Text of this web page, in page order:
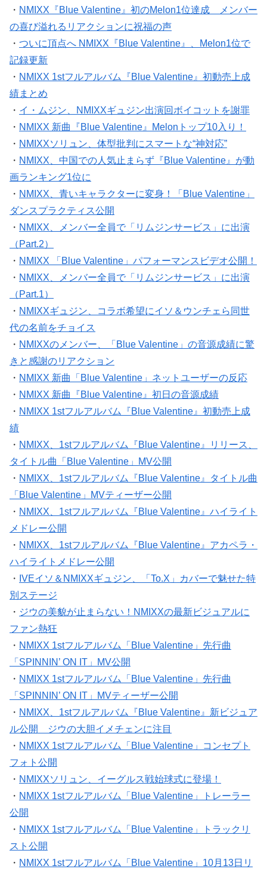
・ NMIXX『Blue Valentine』初のMelon1位達成 メンバー
の喜び溢れるリアクションに祝福の声
・ ついに頂点へ NMIXX『Blue Valentine』、Melon1位で
記録更新
・ NMIXX 1stフルアルバム『Blue Valentine』初動売上成
績まとめ
・ イ・ムジン、NMIXXギュジン出演回ボイコットを謝罪
・ NMIXX 新曲『Blue Valentine』Melonトップ10入り！
・ NMIXXソリュン、体型批判にスマートな“神対応”
・ NMIXX、中国での人気止まらず『Blue Valentine』が動
画ランキング1位に
・ NMIXX、青いキャラクターに変身！「Blue Valentine」
ダンスプラクティス公開
・ NMIXX、メンバー全員で「リムジンサービス」に出演
（Part.2）
・ NMIXX 「Blue Valentine」パフォーマンスビデオ公開！
・ NMIXX、メンバー全員で「リムジンサービス」に出演
（Part.1）
・ NMIXXギュジン、コラボ希望にイソ＆ウンチェら同世
代の名前をチョイス
・ NMIXXのメンバー、「Blue Valentine」の音源成績に驚
きと感謝のリアクション
・ NMIXX 新曲「Blue Valentine」ネットユーザーの反応
・ NMIXX 新曲『Blue Valentine』初日の音源成績
・ NMIXX 1stフルアルバム『Blue Valentine』初動売上成
績
・ NMIXX、1stフルアルバム『Blue Valentine』リリース、
タイトル曲「Blue Valentine」MV公開
・ NMIXX、1stフルアルバム『Blue Valentine』タイトル曲
「Blue Valentine」MVティーザー公開
・ NMIXX、1stフルアルバム『Blue Valentine』ハイライト
メドレー公開
・ NMIXX、1stフルアルバム『Blue Valentine』アカペラ・
ハイライトメドレー公開
・ IVEイソ＆NMIXXギュジン、「To.X」カバーで魅せた特
別ステージ
・ ジウの美貌が止まらない！NMIXXの最新ビジュアルに
ファン熱狂
・ NMIXX 1stフルアルバム「Blue Valentine」先行曲
「SPINNIN’ ON IT」MV公開
・ NMIXX 1stフルアルバム「Blue Valentine」先行曲
「SPINNIN’ ON IT」MVティーザー公開
・ NMIXX、1stフルアルバム『Blue Valentine』新ビジュア
ル公開 ジウの大胆イメチェンに注目
・ NMIXX 1stフルアルバム「Blue Valentine」コンセプト
フォト公開
・ NMIXXソリュン、イーグルス戦始球式に登場！
・ NMIXX 1stフルアルバム「Blue Valentine」トレーラー
公開
・ NMIXX 1stフルアルバム「Blue Valentine」トラックリ
スト公開
・ NMIXX 1stフルアルバム「Blue Valentine」10月13日リ